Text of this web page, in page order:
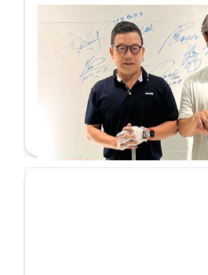
ガレージゴルフでゴルフ
保超路(プロゴルファー)氏
ッグを組む